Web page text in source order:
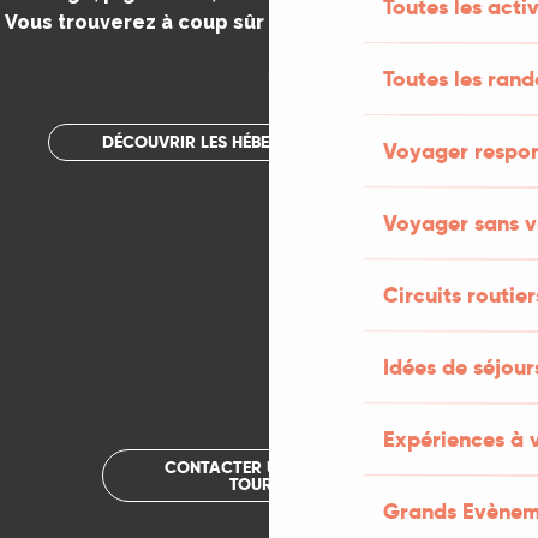
Toutes les
Toutes les
Voyager
Voyager sans
Circuits
Idées de
Expériences à
Grands
Vous trouverez à coup sûr votre bonheur dans le Lot.
.
DÉCOUVRIR LES HÉBERGEMENTS INSOLITES
CONTACTER UN OFFICE DE
TOURISME